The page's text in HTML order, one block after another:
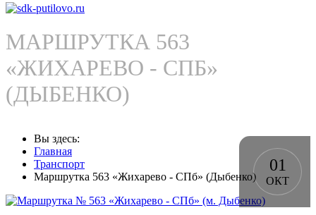
МАРШРУТКА 563
«ЖИХАРЕВО - СПБ»
(ДЫБЕНКО)
Вы здесь:
Главная
Транспорт
Маршрутка 563 «Жихарево - СПб» (Дыбенко)
01
ОКТ